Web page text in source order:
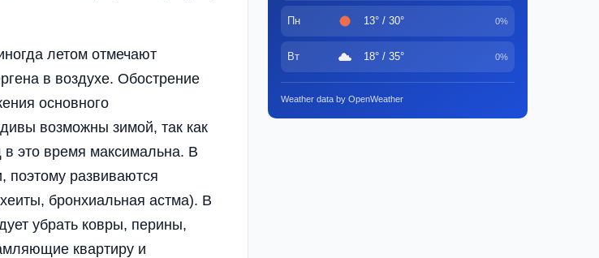
летом отмечают
в воздухе. Обострение
основного
возможны зимой, так как
это время максимальна. В
поэтому развиваются
бронхиальная астма). В
убрать ковры, перины,
квартиру и
Пн 13° / 30° 0%
Вт 18° / 35° 0%
Weather data by OpenWeather